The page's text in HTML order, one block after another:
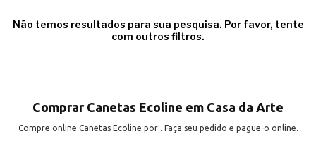
Não temos resultados para sua pesquisa. Por favor, tente
com outros filtros.
Comprar Canetas Ecoline em Casa da Arte
Compre online Canetas Ecoline por . Faça seu pedido e pague-o online.